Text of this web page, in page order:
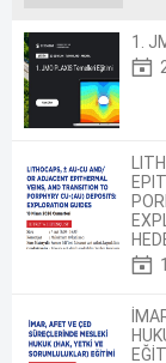
1.